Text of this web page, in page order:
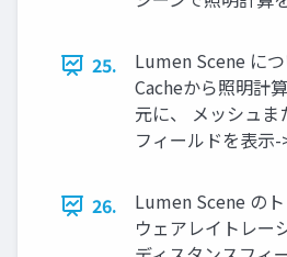
25.
Lumen Scene に
Cacheから照明計
元に、 メッシュま
フィールドを表示
26.
Lumen Scene の
ウェアレイトレー